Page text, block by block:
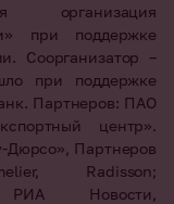
организация
при поддержке
Соорганизатор –
при поддержке
Партнеров: ПАО
центр».
Дюрсо», Партнеров
Radisson;
РИА Новости,